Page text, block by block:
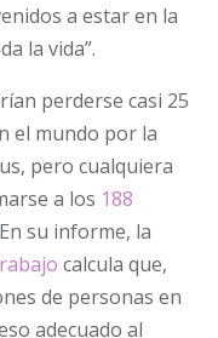
a estar en la
la vida”.
perderse casi 25
el mundo por la
pero cualquiera
a los 188
su informe, la
calcula que,
de personas en
adecuado al